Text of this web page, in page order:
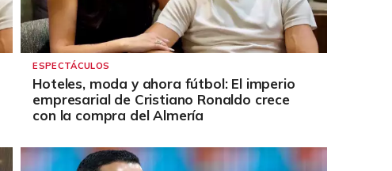
ESPECTÁCULOS
Hoteles, moda y ahora fútbol: El imperio
empresarial de Cristiano Ronaldo crece
con la compra del Almería